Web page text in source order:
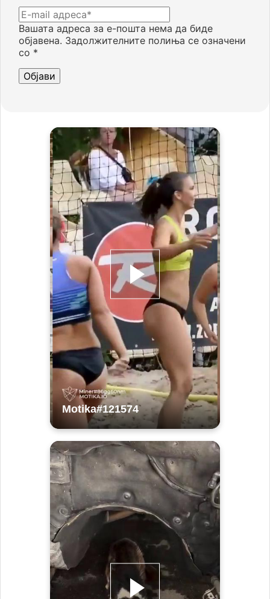
Вашата адреса за е-пошта нема да биде
објавена. Задолжителните полиња се означени
со *